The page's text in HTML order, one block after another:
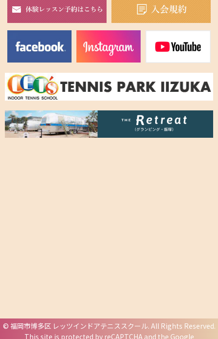
© 福岡市博多区 レッツインドアテニススクール. All Rights Reserved.
This site is protected by reCAPTCHA and the Google